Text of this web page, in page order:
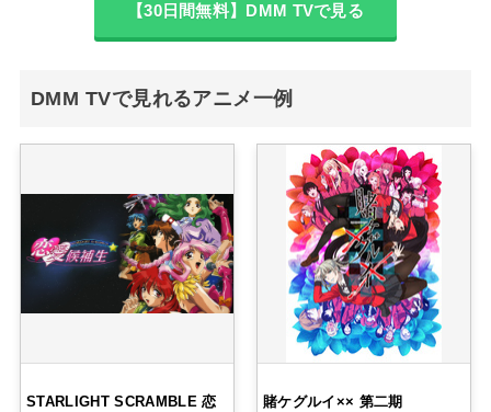
【30日間無料】DMM TVで見る
DMM TVで見れるアニメ一例
STARLIGHT SCRAMBLE 恋
賭ケグルイ×× 第二期